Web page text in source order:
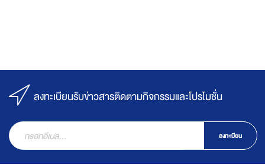
ลงทะเบียนรับข่าวสารติดตามกิจกรรมและโปรโมชั่น
ลงทะเบียน